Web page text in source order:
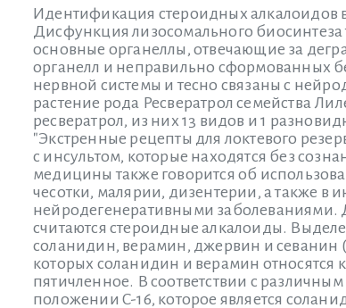
Идентификация стероидных алкалоидов
Дисфункция лизосомального
основные органеллы, отвечающие за
органелл и неправильно сформованных
нервной системы и тесно связаны с
растение рода Ресвератрол семейства
ресвератрол, из них 13 видов и 1
"Экстренные рецепты для локтевого
с инсультом, которые находятся без
медицины также говорится об
чесотки, малярии, дизентерии, а также в
нейродегенеративными заболеваниями.
считаются стероидные алкалоиды.
соланидин, верамин, джервин и севанин
которых соланидин и верамин относятся
пятичленное. В соответствии с
положении C-16, которое является